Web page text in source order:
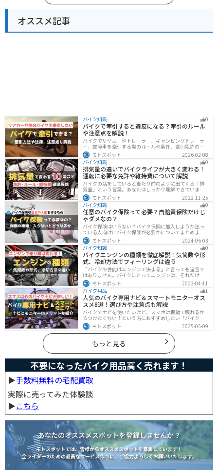
オススメ記事
バイク知識 0
バイクで牽引すると違反になる？牽引のルール
や注意点を解説！
バイクでリヤカーやトレーラー、キャンピングトレーラ
ー、故障車を牽引する際のルールや条件、牽引免許の有
無、速度制限、必要な装備をわかりやすく解説。メリッ
ト・デメリットや注意点も紹介し、安全にバイクの積載
力をアップする方法をまとめました。
モトスポット
2026-02-08
バイク知識
0
排気量の違いでバイクライフが大きく変わる！
運転に必要な免許や維持費について解説
バイクの話をしていると当たり前のように出てくる「排
気量」という言葉。あなたはしっかり理解できています
か？ バイクはクルマと違い、排気量によって必要な免
許・走れる道路の区分・車検の有無などが細かく変わっ
てきます。これらはバイクライフに大きく関わるもので
すので、正しく理解しておきましょう。
モトスポット
2022-11-25
バイク知識
0
任意のバイク保険って必要？自賠責保険だけじ
ゃダメなの？
バイク保険はいらない？バイク保険に加入しようか迷っ
ている人向けにバイク保険が必要かについてまとめまし
た。自賠責保険と任意保険の違いについても解説したの
で、バイク保険を検討している人は参考にしてくださ
い。
モトスポット
2024-06-03
バイク知識
0
バイクエンジンの種類を徹底解説！気筒数や形
式、冷却方法でフィーリングは違う
「バイクの性能はエンジンで決まる」と言っても過言で
はありません。バイクにとってエンジンは、それだけ重
要なパーツなんです。エンジンの種類と特徴を知れば、
あなたもワンランク上のバイク選びができるようになり
ます！
モトスポット
2023-04-11
バイク用品
1
人気のバイク専用ナビ＆スマートモニターオス
スメ8選！選び方や注意点も解説
バイクでナビを使いたいけど、スマホは振動で壊れるか
らつけたくない！という方におすすめしたい「バイク専
用ナビ」と「スマートモニター」をまとめてご紹介しま
す。専用ナビなら耐久性もあり、オフラインでも使える
ので安心です。スマートモニターは、スマホと連動させ
てスマホの機能をそのまま利用できます。ドラレコや死
角警告、駐車場の振動検知など様々な便利機能も搭載さ
れています。
モトスポット 2025-05-09
もっと見る
不要になったバイク用品高く売れます！
▶︎手数料無料の宅配買取
実際に売ってみた体験談
▶︎こちら
あなたのオススメスポットを登録しませんか？
モトスポットでは、皆様からオススメスポットを募集しています！
全ライダーのための最高なサービス作りに、ご協力よろしくお願いいたします。